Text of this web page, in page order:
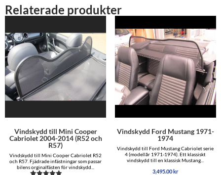
Relaterade produkter
Vindskydd till Mini Cooper
Cabriolet 2004-2014 (R52 och
R57)
Vindskydd till Mini Cooper Cabriolet R52
och R57. Fjädrade infästningar som passar
bilens orginalfästen för vindskydd...
Vindskydd Ford Mustang 1971-
1974
Vindskydd till Ford Mustang Cabriolet serie
4 (modellår 1971-1974). Ett klassiskt
vindskydd till en klassisk Mustang...
3,495.00kr